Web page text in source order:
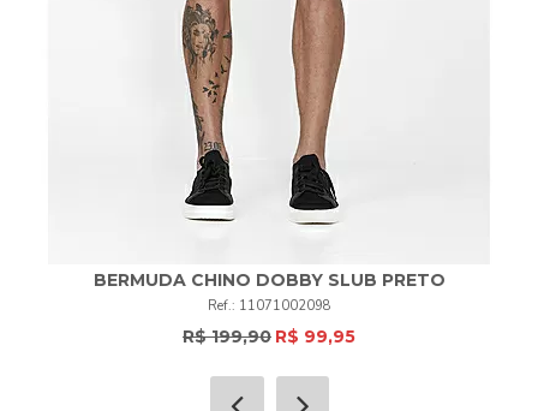
BERMUDA CHINO DOBBY SLUB PRETO
11071002098
R$ 199,90 R$ 99,95